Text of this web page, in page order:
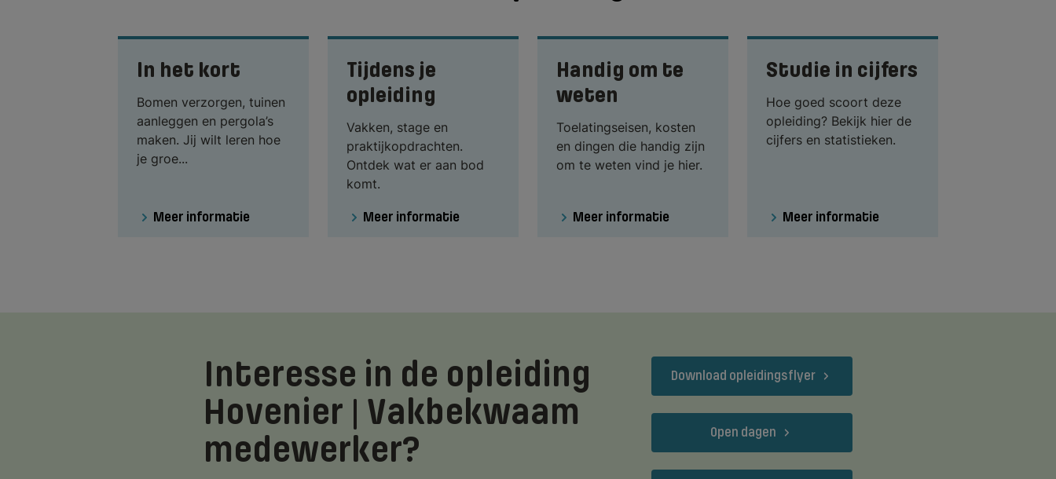
In het kort
Bomen verzorgen, tuinen
aanleggen en pergola’s
maken. Jij wilt leren hoe
je groe...
Meer informatie
Tijdens je
opleiding
Vakken, stage en
praktijkopdrachten.
Ontdek wat er aan bod
komt.
Meer informatie
Handig om te
weten
Toelatingseisen, kosten
en dingen die handig zijn
om te weten vind je hier.
Meer informatie
Studie in cijfers
Hoe goed scoort deze
opleiding? Bekijk hier de
cijfers en statistieken.
Meer informatie
Interesse in de opleiding
Hovenier | Vakbekwaam
medewerker?
Download opleidingsflyer
Open dagen